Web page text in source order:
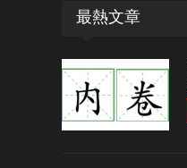
最熱文章